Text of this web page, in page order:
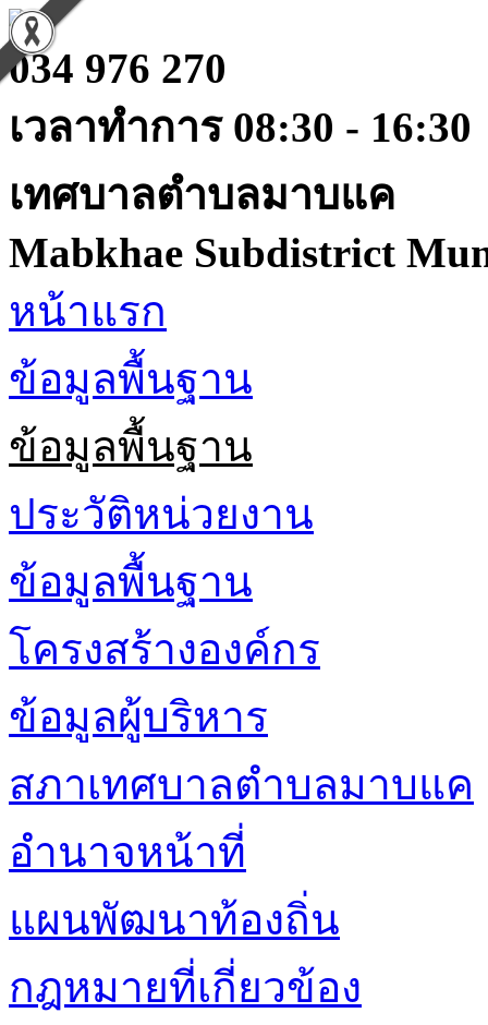
034 976 270
เวลาทำการ 08:30 - 16:30
เทศบาลตำบลมาบแค
Mabkhae Subdistrict
หน้าแรก
ข้อมูลพื้นฐาน
ข้อมูลพื้นฐาน
ประวัติหน่วยงาน
ข้อมูลพื้นฐาน
โครงสร้างองค์กร
ข้อมูลผู้บริหาร
สภาเทศบาลตำบลมาบแค
อำนาจหน้าที่
แผนพัฒนาท้องถิ่น
กฎหมายที่เกี่ยวข้อง